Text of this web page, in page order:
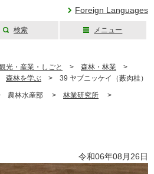
Foreign Languages
検索 メニュー
光・産業・しごと > 森林・林業 >
森林を学ぶ > 39 ヤブニッケイ（藪肉桂）
農林水産部 > 林業研究所 >
令和06年08月26日